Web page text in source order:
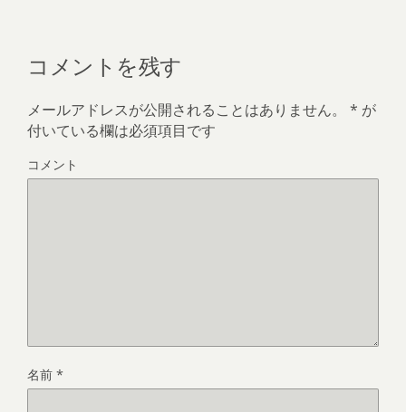
コメントを残す
メールアドレスが公開されることはありません。 * が
付いている欄は必須項目です
コメント
名前 *